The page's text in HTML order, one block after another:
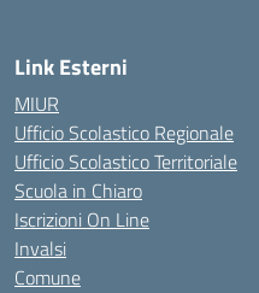
Link Esterni
MIUR
Ufficio Scolastico Regionale
Ufficio Scolastico Territoriale
Scuola in Chiaro
Iscrizioni On Line
Invalsi
Comune